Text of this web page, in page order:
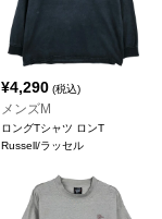
¥4,290 (税込)
メンズM
ロングTシャツ ロンT
Russell/ラッセル